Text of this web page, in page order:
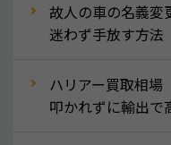
産車は高く買取が可
なら廃車の車も適正
拒否となった車も価
故人の車の名義変
迷わず手放す方法
ハリアー買取相場
叩かれずに輸出で